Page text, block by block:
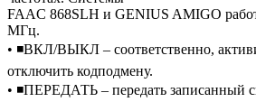
FAAC 868SLH и GENIUS AMIGO
МГц.
• ◾ВКЛ/ВЫКЛ – соответственно,
отключить кодподмену.
• ◾ПЕРЕДАТЬ – передать записанный